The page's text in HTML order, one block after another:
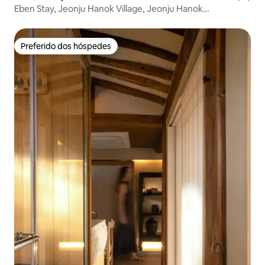
Eben Stay, Jeonju Hanok Village, Jeonju Hanok
Accommodation, Jeonju Eben Stay
Preferido dos hóspedes
Preferido dos hóspedes